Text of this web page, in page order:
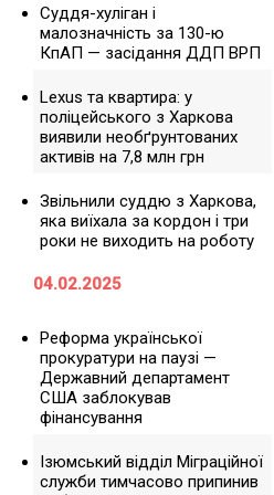
Суддя-хуліган і
малозначність за 130-ю
КпАП — засідання ДДП ВРП
Lexus та квартира: у
поліцейського з Харкова
виявили необґрунтованих
активів на 7,8 млн грн
Звільнили суддю з Харкова,
яка виїхала за кордон і три
роки не виходить на роботу
04.02.2025
Реформа української
прокуратури на паузі —
Державний департамент
США заблокував
фінансування
Ізюмський відділ Міграційної
служби тимчасово припинив